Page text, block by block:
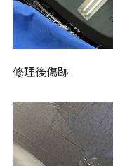
修理後傷跡